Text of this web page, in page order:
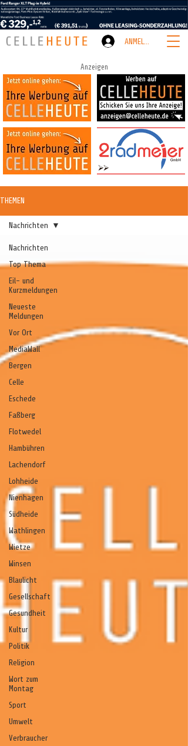
ANMELDEN
Anzeigen
THEMEN
Nachrichten
Top Thema
Eil- und
Kurzmeldungen
Neueste
Meldungen
Vor Ort
MediaWall
Bergen
Celle
Eschede
Faßberg
Flotwedel
Hambühren
Lachendorf
Lohheide
Nienhagen
Südheide
Wathlingen
Wietze
Winsen
Blaulicht
Gesellschaft
Gesundheit
Kultur
Politik
Religion
Wort zum
Montag
Sport
Umwelt
Verbraucher
Nachrichten